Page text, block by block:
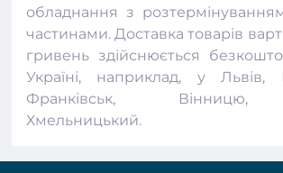
обладнання з
частинами. Доставка товарів
гривень здійснюється
Україні, наприклад, у Львів,
Франківськ, Вінницю,
Хмельницький.